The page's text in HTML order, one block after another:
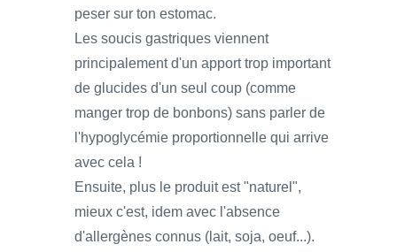
peser sur ton estomac.
Les soucis gastriques viennent
principalement d'un apport trop important
de glucides d'un seul coup (comme
manger trop de bonbons) sans parler de
l'hypoglycémie proportionnelle qui arrive
avec cela !
Ensuite, plus le produit est "naturel",
mieux c'est, idem avec l'absence
d'allergènes connus (lait, soja, oeuf...).